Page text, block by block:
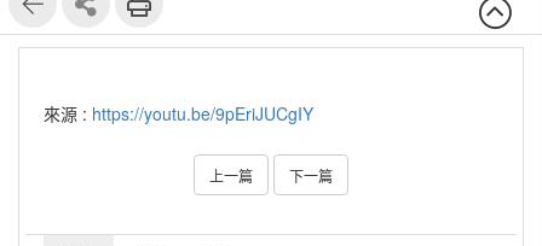
來源 : https://youtu.be/9pEriJUCgIY
上一篇 下一篇